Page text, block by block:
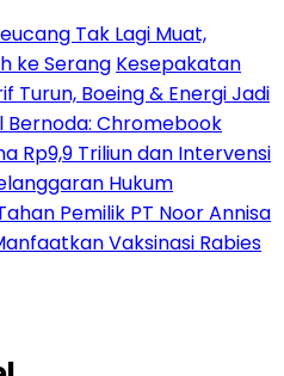
Tak Lagi Muat,
ke Serang Kesepakatan
Turun, Boeing & Energi Jadi
Bernoda: Chromebook
Rp9,9 Triliun dan Intervensi
Hukum
Pemilik PT Noor Annisa
Vaksinasi Rabies